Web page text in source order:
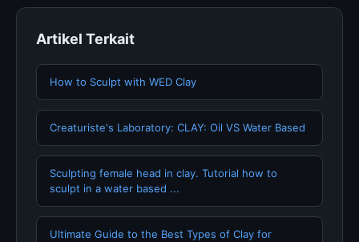
Artikel Terkait
How to Sculpt with WED Clay
Creaturiste's Laboratory: CLAY: Oil VS Water Based
Sculpting female head in clay. Tutorial how to
sculpt in a water based ...
Ultimate Guide to the Best Types of Clay for